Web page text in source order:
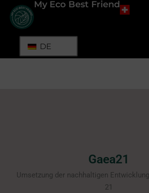
My Eco Best Friend
DE
Gaea21
Umsetzung der nachhaltigen
21